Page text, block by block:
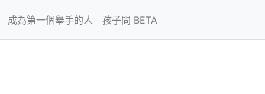
成為第一個舉手的人 孩子問 BETA